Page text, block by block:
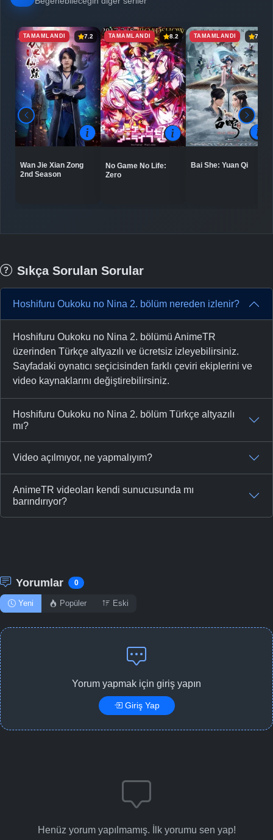
TAMAMLANDI 7.2
Wan Jie Xian Zong
2nd Season
TAMAMLANDI 8.2
No Game No Life:
Zero
TAMAMLANDI 7.5
Bai She: Yuan Qi
Sıkça Sorulan Sorular
Hoshifuru Oukoku no Nina 2. bölüm nereden izlenir?
Hoshifuru Oukoku no Nina 2. bölümü AnimeTR
üzerinden Türkçe altyazılı ve ücretsiz izleyebilirsiniz.
Sayfadaki oynatıcı seçicisinden farklı çeviri ekiplerini ve
video kaynaklarını değiştirebilirsiniz.
Hoshifuru Oukoku no Nina 2. bölüm Türkçe altyazılı
mı?
Video açılmıyor, ne yapmalıyım?
AnimeTR videoları kendi sunucusunda mı
barındırıyor?
Yorumlar 0
Yeni Popüler Eski
Yorum yapmak için giriş yapın
Giriş Yap
Henüz yorum yapılmamış. İlk yorumu sen yap!